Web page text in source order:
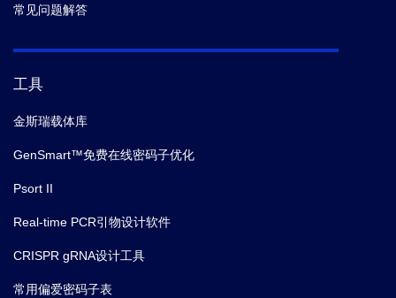
常见问题解答
工具
金斯瑞载体库
GenSmart™免费在线密码子优化
Psort II
Real-time PCR引物设计软件
CRISPR gRNA设计工具
常用偏爱密码子表